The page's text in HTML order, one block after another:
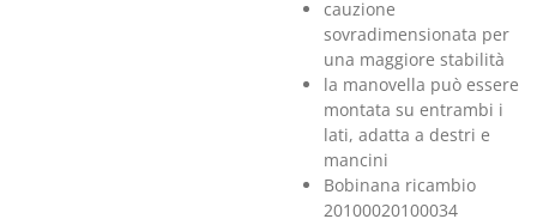
cauzione
sovradimensionata per
una maggiore stabilità
la manovella può essere
montata su entrambi i
lati, adatta a destri e
mancini
Bobinana ricambio
20100020100034